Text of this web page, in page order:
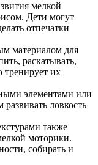
мелкой
Дети могут
отпечатки
материалом для
раскатывать,
тренирует их
элементами или
ловкость
также
моторики.
собирать и